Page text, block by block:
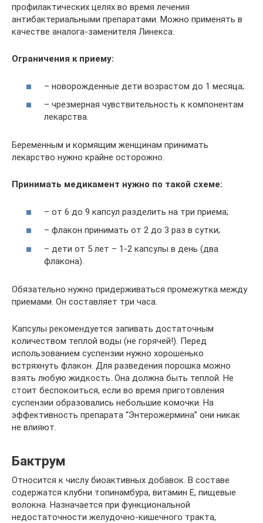
профилактических целях во время лечения
антибактериальными препаратами. Можно применять в
качестве аналога-заменителя Линекса.
Ограничения к приему:
– новорожденные дети возрастом до 1 месяца;
– чрезмерная чувствительность к компонентам
лекарства.
Беременным и кормящим женщинам принимать
лекарство нужно крайне осторожно.
Принимать медикамент нужно по такой схеме:
– от 6 до 9 капсул разделить на три приема;
– флакон принимать от 2 до 3 раз в сутки;
– дети от 5 лет – 1-2 капсулы в день (два
флакона).
Обязательно нужно придерживаться промежутка между
приемами. Он составляет три часа.
Капсулы рекомендуется запивать достаточным
количеством теплой воды (не горячей!). Перед
использованием суспензии нужно хорошенько
встряхнуть флакон. Для разведения порошка можно
взять любую жидкость. Она должна быть теплой. Не
стоит беспокоиться, если во время приготовления
суспензии образовались небольшие комочки. На
эффективность препарата “Энтерожермина” они никак
не влияют.
Бактрум
Относится к числу биоактивных добавок. В составе
содержатся клубни топинамбура, витамин Е, пищевые
волокна. Назначается при функциональной
недостаточности желудочно-кишечного тракта,